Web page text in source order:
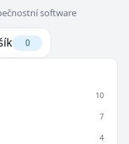
software
0
10
7
4